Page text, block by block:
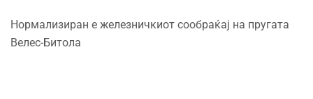
Нормализиран е железничкиот сообраќај на пругата
Велес-Битола